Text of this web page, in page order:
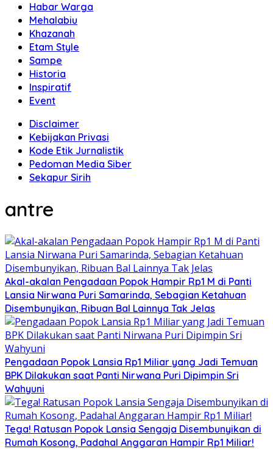
Habar Warga
Mehalabiu
Khazanah
Etam Style
Sampe
Historia
Inspiratif
Event
Disclaimer
Kebijakan Privasi
Kode Etik Jurnalistik
Pedoman Media Siber
Sekapur Sirih
antre
Akal-akalan Pengadaan Popok Hampir Rp1 M di Panti
Lansia Nirwana Puri Samarinda, Sebagian Ketahuan
Disembunyikan, Ribuan Bal Lainnya Tak Jelas
Pengadaan Popok Lansia Rp1 Miliar yang Jadi Temuan
BPK Dilakukan saat Panti Nirwana Puri Dipimpin Sri
Wahyuni
Tega! Ratusan Popok Lansia Sengaja Disembunyikan di
Rumah Kosong, Padahal Anggaran Hampir Rp1 Miliar!